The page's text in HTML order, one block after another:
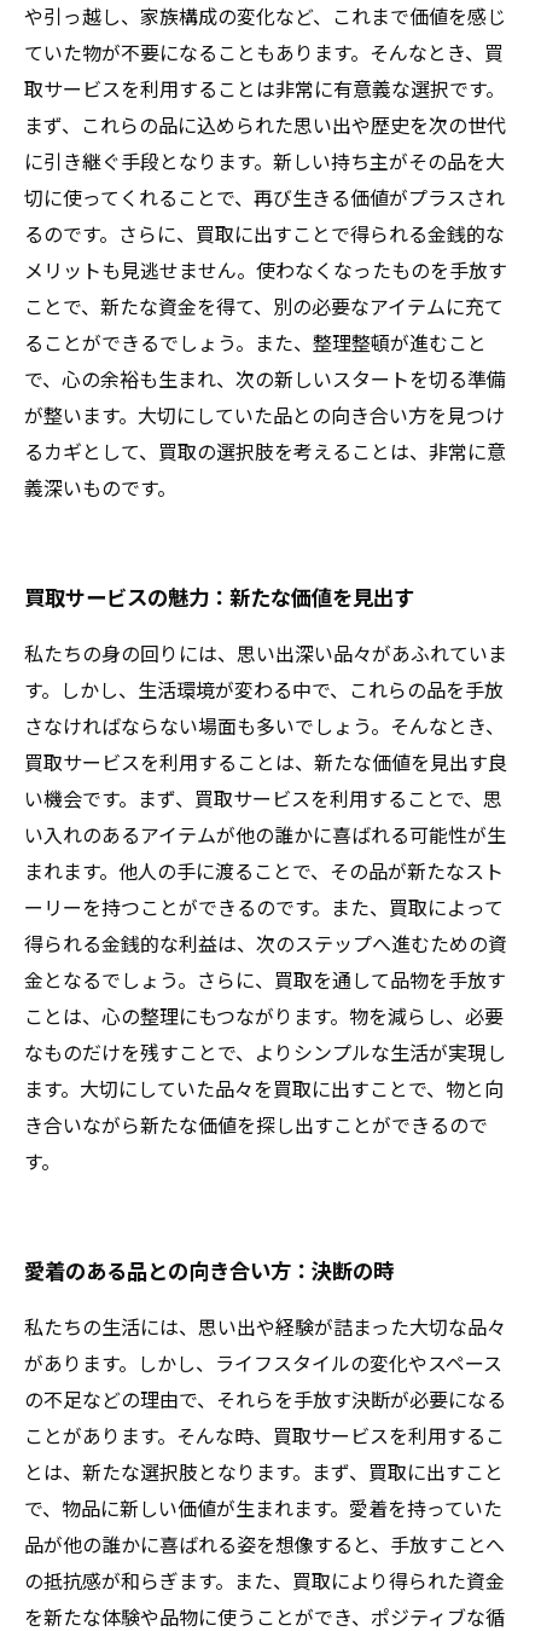
や引っ越し、家族構成の変化など、これまで価値を感じ
ていた物が不要になることもあります。そんなとき、買
取サービスを利用することは非常に有意義な選択です。
まず、これらの品に込められた思い出や歴史を次の世代
に引き継ぐ手段となります。新しい持ち主がその品を大
切に使ってくれることで、再び生きる価値がプラスされ
るのです。さらに、買取に出すことで得られる金銭的な
メリットも見逃せません。使わなくなったものを手放す
ことで、新たな資金を得て、別の必要なアイテムに充て
ることができるでしょう。また、整理整頓が進むこと
で、心の余裕も生まれ、次の新しいスタートを切る準備
が整います。大切にしていた品との向き合い方を見つけ
るカギとして、買取の選択肢を考えることは、非常に意
義深いものです。
買取サービスの魅力：新たな価値を見出す
私たちの身の回りには、思い出深い品々があふれていま
す。しかし、生活環境が変わる中で、これらの品を手放
さなければならない場面も多いでしょう。そんなとき、
買取サービスを利用することは、新たな価値を見出す良
い機会です。まず、買取サービスを利用することで、思
い入れのあるアイテムが他の誰かに喜ばれる可能性が生
まれます。他人の手に渡ることで、その品が新たなスト
ーリーを持つことができるのです。また、買取によって
得られる金銭的な利益は、次のステップへ進むための資
金となるでしょう。さらに、買取を通して品物を手放す
ことは、心の整理にもつながります。物を減らし、必要
なものだけを残すことで、よりシンプルな生活が実現し
ます。大切にしていた品々を買取に出すことで、物と向
き合いながら新たな価値を探し出すことができるので
す。
愛着のある品との向き合い方：決断の時
私たちの生活には、思い出や経験が詰まった大切な品々
があります。しかし、ライフスタイルの変化やスペース
の不足などの理由で、それらを手放す決断が必要になる
ことがあります。そんな時、買取サービスを利用するこ
とは、新たな選択肢となります。まず、買取に出すこと
で、物品に新しい価値が生まれます。愛着を持っていた
品が他の誰かに喜ばれる姿を想像すると、手放すことへ
の抵抗感が和らぎます。また、買取により得られた資金
を新たな体験や品物に使うことができ、ポジティブな循